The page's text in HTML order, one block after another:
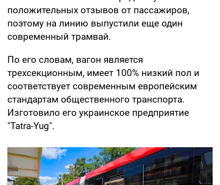
положительных отзывов от пассажиров,
поэтому на линию выпустили еще один
современный трамвай.
По его словам, вагон является
трехсекционным, имеет 100% низкий пол и
соответствует современным европейским
стандартам общественного транспорта.
Изготовило его украинское предприятие
"Tatra-Yug".